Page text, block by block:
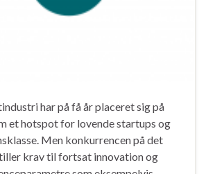
har på få år placeret sig på
et hotspot for lovende startups og
Men konkurrencen på det
krav til fortsat innovation og